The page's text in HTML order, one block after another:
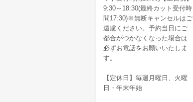
9:30～18:30(最終カット受付時
間17:30)※無断キャンセルはご
遠慮ください。予約当日にご
都合がつかなくなった場合は
必ずお電話をお願いいたしま
す。
【定休日】毎週月曜日、火曜
日・年末年始